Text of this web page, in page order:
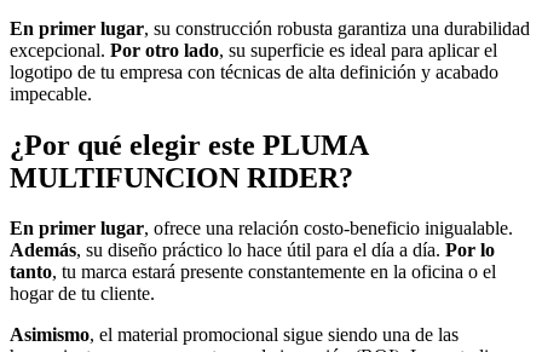
En primer lugar, su construcción robusta garantiza una durabilidad
excepcional. Por otro lado, su superficie es ideal para aplicar el
logotipo de tu empresa con técnicas de alta definición y acabado
impecable.
¿Por qué elegir este PLUMA
MULTIFUNCION RIDER?
En primer lugar, ofrece una relación costo-beneficio inigualable.
Además, su diseño práctico lo hace útil para el día a día. Por lo
tanto, tu marca estará presente constantemente en la oficina o el
hogar de tu cliente.
Asimismo, el material promocional sigue siendo una de las